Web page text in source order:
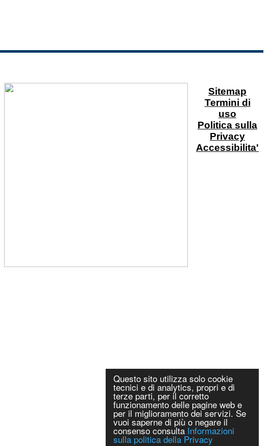
Questo sito utilizza solo cookie
tecnici e di analytics, propri e di
terze parti, per il corretto
funzionamento delle pagine web e
per il miglioramento dei servizi. Se
vuoi saperne di più o negare il
consenso consulta Informazioni
sulla politica della Privacy
Sitemap
Termini di
uso
Politica sulla
Privacy
Accessibilita'